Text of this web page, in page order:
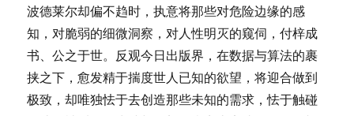
波德莱尔却偏不趋时，执意将那些对危险边缘的感
知，对脆弱的细微洞察，对人性明灭的窥伺，付梓成
书、公之于世。反观今日出版界，在数据与算法的裹
挟之下，愈发精于揣度世人已知的欲望，将迎合做到
极致，却唯独怯于去创造那些未知的需求，怯于触碰